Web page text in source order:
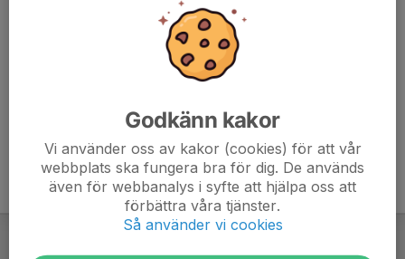
Anmälan är öppen för föreningens alla medlemmar.
Godkänn kakor
Vi använder oss av kakor (cookies) för att vår
webbplats ska fungera bra för dig. De används
även för webbanalys i syfte att hjälpa oss att
förbättra våra tjänster.
Så använder vi cookies